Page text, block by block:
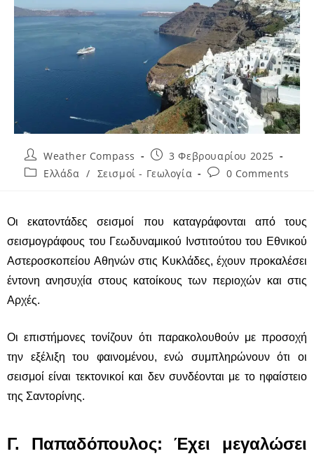
Weather Compass
3 Φεβρουαρίου 2025
Ελλάδα / Σεισμοί - Γεωλογία 0 Comments
Οι εκατοντάδες σεισμοί που καταγράφονται από τους
σεισμογράφους του Γεωδυναμικού Ινστιτούτου του Εθνικού
Αστεροσκοπείου Αθηνών στις Κυκλάδες, έχουν προκαλέσει
έντονη ανησυχία στους κατοίκους των περιοχών και στις
Αρχές.
Οι επιστήμονες τονίζουν ότι παρακολουθούν με προσοχή
την εξέλιξη του φαινομένου, ενώ συμπληρώνουν ότι οι
σεισμοί είναι τεκτονικοί και δεν συνδέονται με το ηφαίστειο
της Σαντορίνης.
Γ. Παπαδόπουλος: Έχει μεγαλώσει